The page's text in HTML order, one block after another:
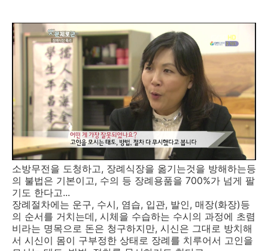
소방무전을 도청하고, 장례식장을 옮기는것을 방해하는등
의 불법은 기본이고, 수의 등 장례용품을 700%가 넘게 팔
기도 한다고...
장례절차에는 운구, 수시, 염습, 입관, 발인, 매장(화장)등
의 순서를 거치는데, 시체을 수습하는 수시의 과정에 초렴
비라는 명목으로 돈은 청구하지만, 시신은 그대로 방치해
서 시신이 몸이 구부정한 상태로 장례를 치루어서 고인을